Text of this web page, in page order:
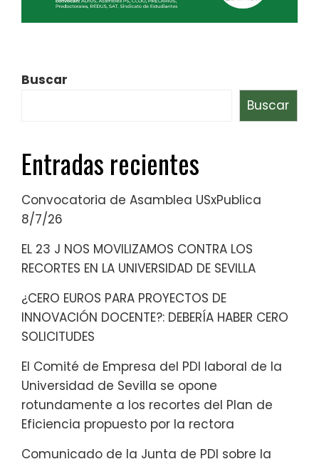
Buscar
Buscar
Entradas recientes
Convocatoria de Asamblea USxPublica
8/7/26
EL 23 J NOS MOVILIZAMOS CONTRA LOS
RECORTES EN LA UNIVERSIDAD DE SEVILLA
¿CERO EUROS PARA PROYECTOS DE
INNOVACIÓN DOCENTE?: DEBERÍA HABER CERO
SOLICITUDES
El Comité de Empresa del PDI laboral de la
Universidad de Sevilla se opone
rotundamente a los recortes del Plan de
Eficiencia propuesto por la rectora
Comunicado de la Junta de PDI sobre la